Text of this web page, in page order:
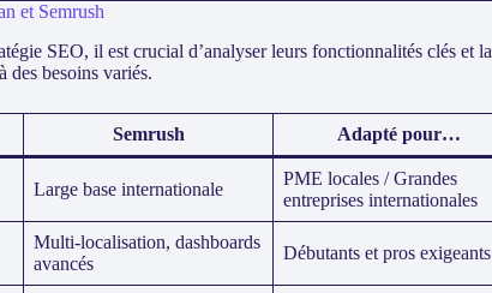
et Semrush
SEO, il est crucial d’analyser leurs fonctionnalités clés et la
des besoins variés.
Semrush Adapté pour…
Large base internationale
PME locales / Grandes
entreprises internationales
Multi-localisation, dashboards
avancés
Débutants et pros exigeants